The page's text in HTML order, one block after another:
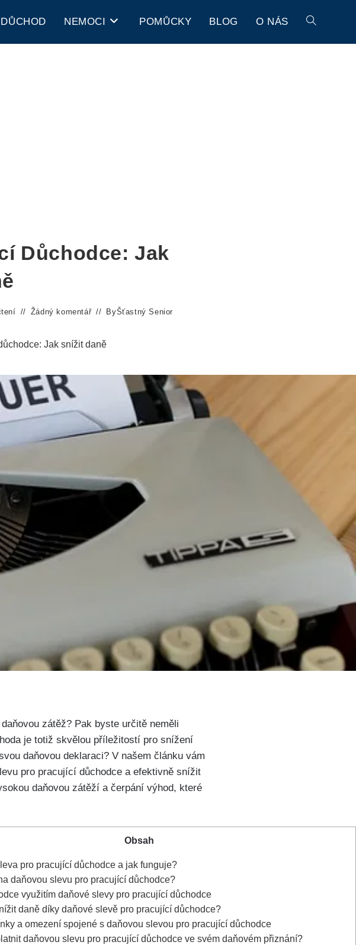
DŮCHOD NEMOCI POMŮCKY BLOG O NÁS
Důchodce: Jak
Žádný komentář ByŠťastný Senior
Jak snížit daně
zátěž?⁢ Pak byste určitě neměli
je totiž skvělou ⁤příležitostí pro snížení
daňovou deklaraci? V našem článku vám
pro pracující důchodce a efektivně snížit
daňovou zátěží a čerpání výhod, které
Obsah
pro pracující důchodce a jak funguje?
daňovou slevu ⁤pro pracující důchodce?
využitím daňové ​slevy pro pracující důchodce
daně díky ⁣daňové slevě pro pracující důchodce?
a omezení spojené s daňovou slevou ​pro pracující důchodce
⁣daňovou⁣ slevu pro pracující důchodce ve svém daňovém přiznání?